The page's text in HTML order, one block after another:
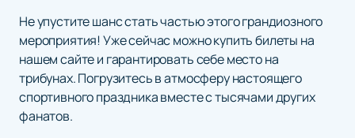
Не упустите шанс стать частью этого грандиозного
мероприятия! Уже сейчас можно купить билеты на
нашем сайте и гарантировать себе место на
трибунах. Погрузитесь в атмосферу настоящего
спортивного праздника вместе с тысячами других
фанатов.